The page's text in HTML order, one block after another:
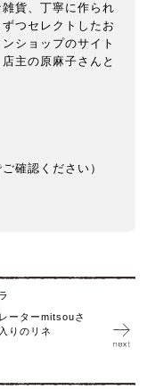
貨、丁寧に作られ
つセレクトしたお
ショップのサイト
主の原麻子さんと
確認ください）
ーターmitsouさ
りのリネ